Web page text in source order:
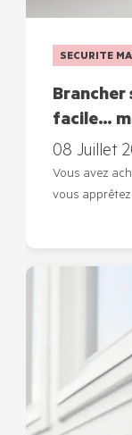
SECURITE
Brancher
facile…
08 Juillet
Vous avez
vous